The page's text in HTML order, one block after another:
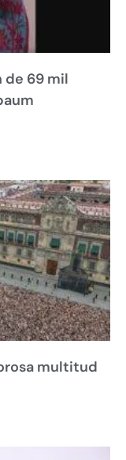
69 mil
multitud